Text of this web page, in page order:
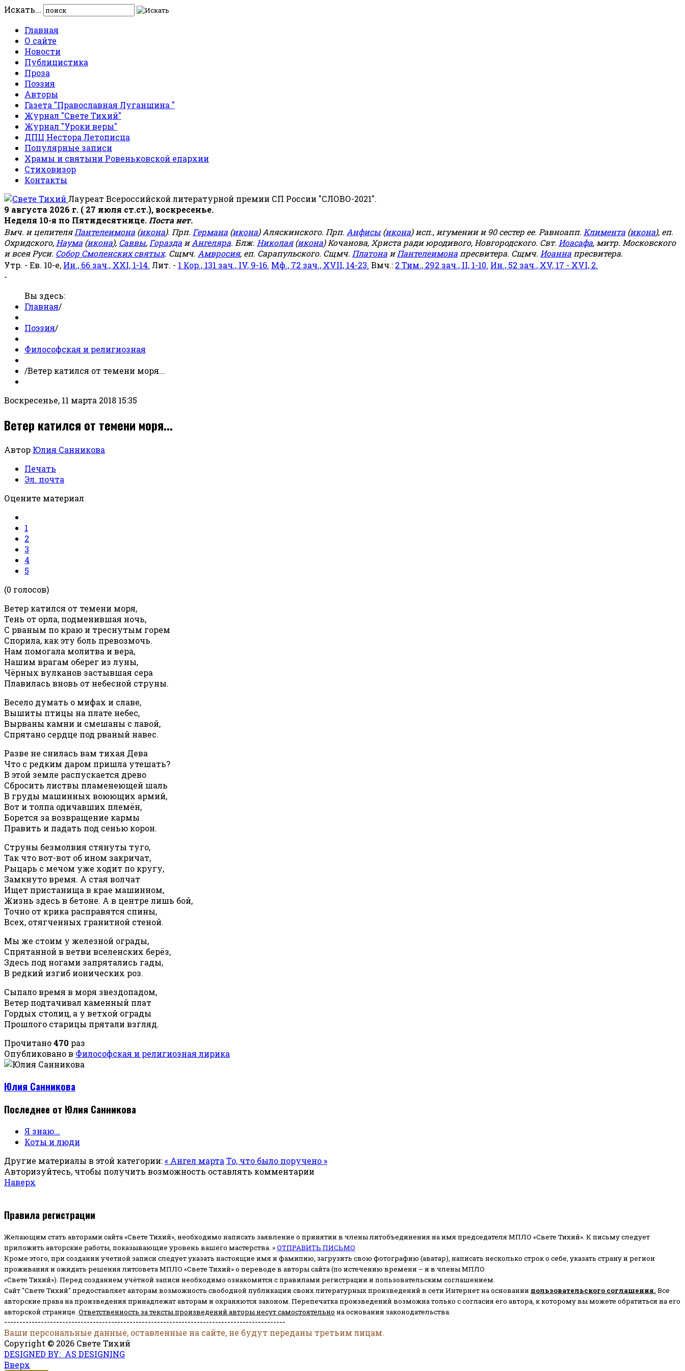
Искать...
Главная
О сайте
Новости
Публицистика
Проза
Поэзия
Авторы
Газета "Православная Луганщина "
Журнал "Свете Тихий"
Журнал "Уроки веры"
ДПЦ Нестора Летописца
Популярные записи
Храмы и святыни Ровеньковской епархии
Стиховизор
Контакты
Лауреат Всероссийской литературной премии СП России "СЛОВО-2021".
9 августа 2026 г. ( 27 июля ст.ст.), воскресенье.
Неделя 10-я по Пятидесятнице. Поста нет.
Вмч. и целителяПантелеимона (икона). Прп. Германа (икона) Аляскинского. Прп. Анфисы (икона) исп., игумении и 90 сестер ее. Равноапп. Климента (икона), еп.
Охридского, Наума (икона), Саввы, Горазда иАнгеляра. Блж. Николая(икона) Кочанова, Христа ради юродивого, Новгородского. Свт. Иоасафа, митр. Московского
и всея Руси. Собор Смоленских святых. Сщмч. Амвросия, еп. Сарапульского. Сщмч. Платона иПантелеимона пресвитера. Сщмч. Иоанна пресвитера.
Утр. - Ев. 10-е, Ин., 66 зач., XXI, 1-14. Лит. - 1 Кор., 131 зач., IV, 9-16. Мф., 72 зач., XVII, 14-23. Вмч.: 2 Тим., 292 зач., II, 1-10. Ин., 52 зач., XV, 17 - XVI, 2.
-
Вы здесь:
Главная/
Поэзия/
Философская и религиозная
/Ветер катился от темени моря...
Воскресенье, 11 марта 2018 15:35
Ветер катился от темени моря...
Автор Юлия Санникова
Печать
Эл. почта
Оцените материал
1
2
3
4
5
(0 голосов)
Ветер катился от темени моря,
Тень от орла, подменившая ночь,
С рваным по краю и треснутым горем
Спорила, как эту боль превозмочь.
Нам помогала молитва и вера,
Нашим врагам оберег из луны,
Чёрных вулканов застывшая сера
Плавилась вновь от небесной струны.
Весело думать о мифах и славе,
Вышиты птицы на плате небес,
Вырваны камни и смешаны с лавой,
Спрятано сердце под рваный навес.
Разве не снилась вам тихая Дева
Что с редким даром пришла утешать?
В этой земле распускается древо
Сбросить листвы пламенеющей шаль
В груды машинных воюющих армий,
Вот и толпа одичавших племён,
Борется за возвращение кармы
Править и падать под сенью корон.
Струны безмолвия стянуты туго,
Так что вот-вот об ином закричат,
Рыцарь с мечом уже ходит по кругу,
Замкнуто время. А стая волчат
Ищет пристанища в крае машинном,
Жизнь здесь в бетоне. А в центре лишь бой,
Точно от крика расправятся спины,
Всех, отягченных гранитной стеной.
Мы же стоим у железной ограды,
Спрятанной в ветви вселенских берёз,
Здесь под ногами запрятались гады,
В редкий изгиб ионических роз.
Сыпало время в моря звездопадом,
Ветер подтачивал каменный плат
Гордых столиц, а у ветхой ограды
Прошлого старицы прятали взгляд.
Прочитано470 раз
Опубликовано в Философская и религиозная лирика
Юлия Санникова
Последнее от Юлия Санникова
Я знаю...
Коты и люди
Другие материалы в этой категории:« Ангел марта То, что было поручено »
Авторизуйтесь, чтобы получить возможность оставлять комментарии
Наверх
Правила регистрации
Желающим стать авторами сайта «Свете Тихий», необходимо написать заявление о принятии в члены литобъединения на имя председателя МПЛО «Свете Тихий». К письму следует
приложить авторские работы, показывающие уровень вашего мастерства. »ОТПРАВИТЬ ПИСЬМО
Кроме этого, при создании учетной записи следует указать настоящие имя и фамилию, загрузить свою фотографию (аватар), написать несколько строк о себе, указать страну и регион
проживания и ожидать решения литсовета МПЛО «Свете Тихий» о переводе в авторы сайта (по истечению времени – и в члены МПЛО
«Свете Тихий»). Перед созданием учётной записи необходимо ознакомится с правилами регистрации и пользовательским соглашением.
Сайт "Свете Тихий" предоставляет авторам возможность свободной публикации своих литературных произведений в сети Интернет на основании пользовательского соглашения. Все
авторские права на произведения принадлежат авторам и охраняются законом. Перепечатка произведений возможна только с согласия его автора, к которому вы можете обратиться на его
авторской странице. Ответственность за тексты произведений авторы несут самостоятельно на основании законодательства.
--------------------------------------------------------------------------------------------
Ваши персональные данные, оставленные на сайте, не будут переданы третьим лицам.
Copyright © 2026 Свете Тихий
DESIGNED BY: AS DESIGNING
Вверх